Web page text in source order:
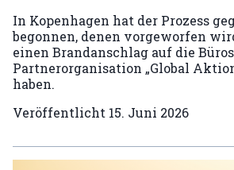
In Kopenhagen hat der Prozess
begonnen, denen vorgeworfen
einen Brandanschlag auf die
Partnerorganisation „Global
haben.
Veröffentlicht 15. Juni 2026